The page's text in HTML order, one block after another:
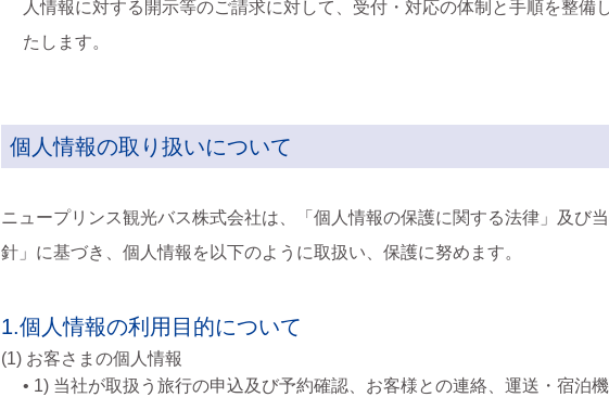
人情報に対する開示等のご請求に対して、受付・対応の体制と手順を整備
たします。
個人情報の取り扱いについて
ニュープリンス観光バス株式会社は、「個人情報の保護に関する法律」及び
針」に基づき、個人情報を以下のように取扱い、保護に努めます。
1.個人情報の利用目的について
(1) お客さまの個人情報
• 1) 当社が取扱う旅行の申込及び予約確認、お客様との連絡、運送・宿泊